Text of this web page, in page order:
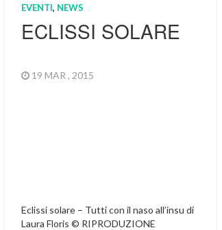
Dopo il successo della […]
In Evidenza
EVENTI, NEWS
ECLISSI SOLARE
19 MAR , 2015
Eclissi solare – Tutti con il naso all’insu di
Laura Floris © RIPRODUZIONE